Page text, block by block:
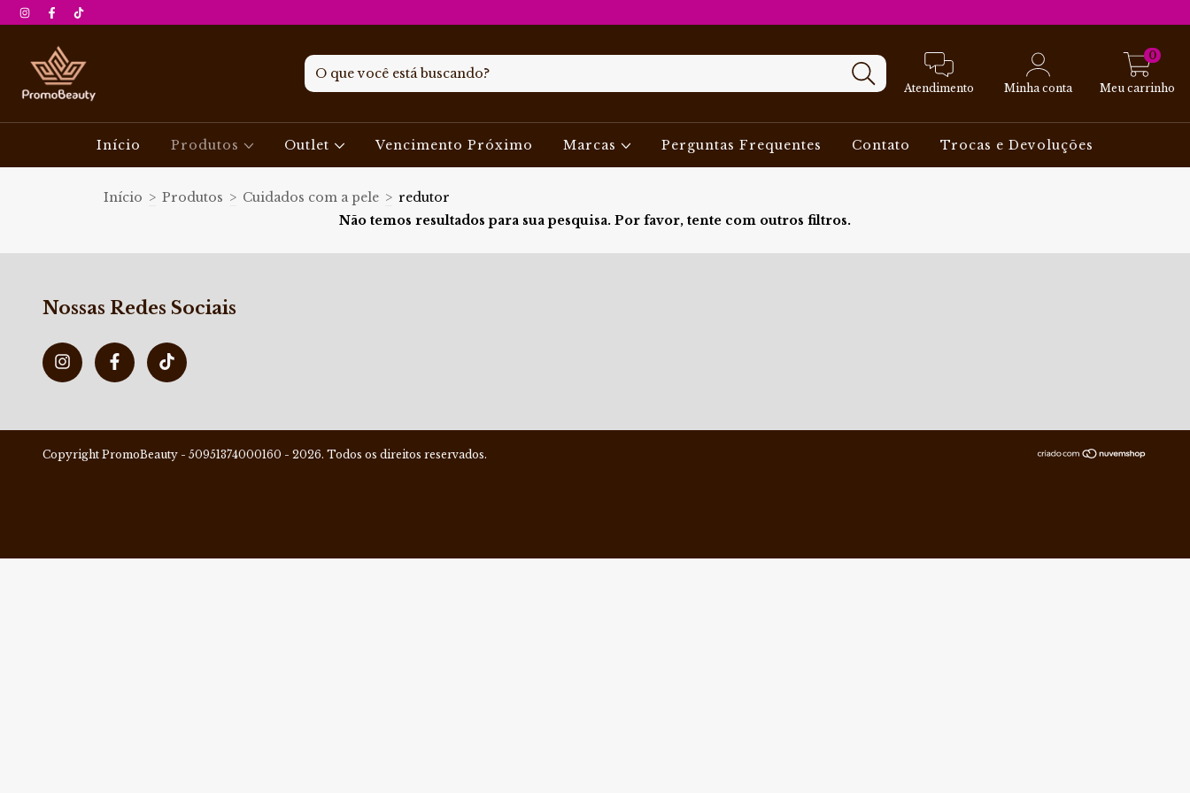
Atendimento Minha conta Meu carrinho
0
Início Produtos Outlet Vencimento Próximo Marcas Perguntas Frequentes Contato Trocas e Devoluções
Início > Produtos > Cuidados com a pele > redutor
Não temos resultados para sua pesquisa. Por favor, tente com outros filtros.
Nossas Redes Sociais
Copyright PromoBeauty - 50951374000160 - 2026. Todos os direitos reservados.